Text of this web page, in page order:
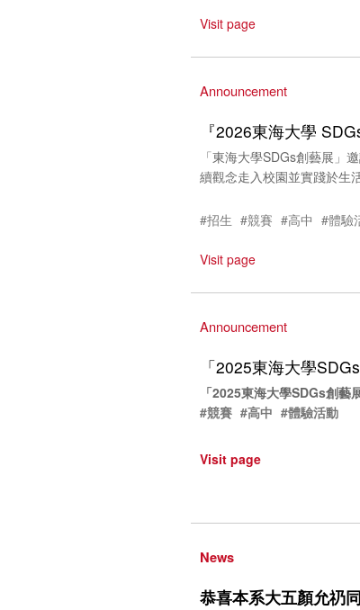
Visit page
Announcement
『2026東海大學
「東海大學SDGs創藝展」
續觀念走入校園並實踐於生
#招生 #競賽 #高中 #體驗
Visit page
Announcement
「2025東海大學
「2025東海大學SDGs創藝
#競賽 #高中 #體驗活動
Visit page
News
恭喜本系大五顏允礽